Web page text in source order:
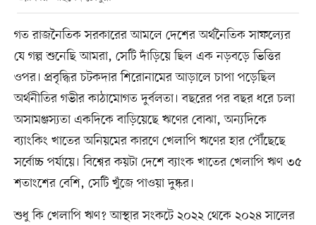
গত রাজনৈতিক সরকারের আমলে দেশের অর্থনৈতিক সাফল্যের
যে গল্প শুনেছি আমরা, সেটি দাঁড়িয়ে ছিল এক নড়বড়ে ভিত্তির
ওপর। প্রবৃদ্ধির চটকদার শিরোনামের আড়ালে চাপা পড়েছিল
অর্থনীতির গভীর কাঠামোগত দুর্বলতা। বছরের পর বছর ধরে চলা
অসামঞ্জস্যতা একদিকে বাড়িয়েছে ঋণের বোঝা, অন্যদিকে
ব্যাংকিং খাতের অনিয়মের কারণে খেলাপি ঋণের হার পৌঁছেছে
সর্বোচ্চ পর্যায়ে। বিশ্বের কয়টা দেশে ব্যাংক খাতের খেলাপি ঋণ ৩৫
শতাংশের বেশি, সেটি খুঁজে পাওয়া দুষ্কর।
শুধু কি খেলাপি ঋণ? আস্থার সংকটে ২০২২ থেকে ২০২৪ সালের